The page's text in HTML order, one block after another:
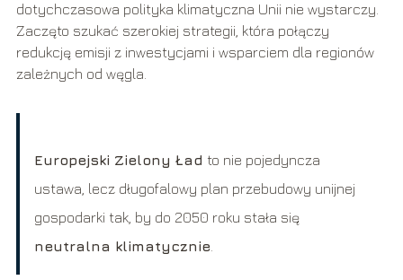
dotychczasowa polityka klimatyczna Unii nie wystarczy.
Zaczęto szukać szerokiej strategii, która połączy
redukcję emisji z inwestycjami i wsparciem dla regionów
zależnych od węgla.
Europejski Zielony Ład to nie pojedyncza
ustawa, lecz długofalowy plan przebudowy unijnej
gospodarki tak, by do 2050 roku stała się
neutralna klimatycznie.